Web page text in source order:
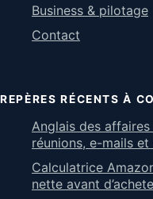
Business & pilotage
Contact
REPÈRES RÉCENTS À
Anglais des
réunions, e-mails
Calculatrice
nette avant